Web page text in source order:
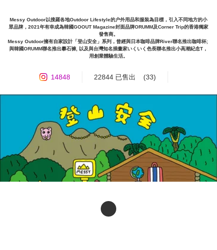
Messy Outdoor以搜羅各地Outdoor Lifestyle的户外用品和服裝為目標，引入不同地方的小
眾品牌，2021年有幸成為韓國GOOUT Magazine封面品牌ORUMM及Corner Trip的香港獨家
發售商。
Messy Outdoor擁有自家設計「登山安全」系列，曾經與日本咖啡品牌River聯名推出咖啡杯;
與韓國ORUMM聯名推出攀石褲, 以及與台灣知名插畫家いくいく色長聯名推出小高潮紀念T，
用創業體驗生活。
14848 22844 已售出 (33)